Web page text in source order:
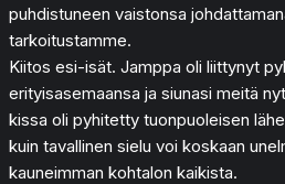
puhdistuneen vaistonsa
tarkoitustamme.
Kiitos esi-isät. Jamppa oli liittynyt
erityisasemaansa ja siunasi meitä
kissa oli pyhitetty tuonpuoleisen
kuin tavallinen sielu voi koskaan
kauneimman kohtalon kaikista.